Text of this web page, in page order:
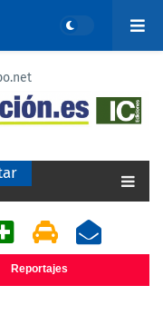
Reportajes